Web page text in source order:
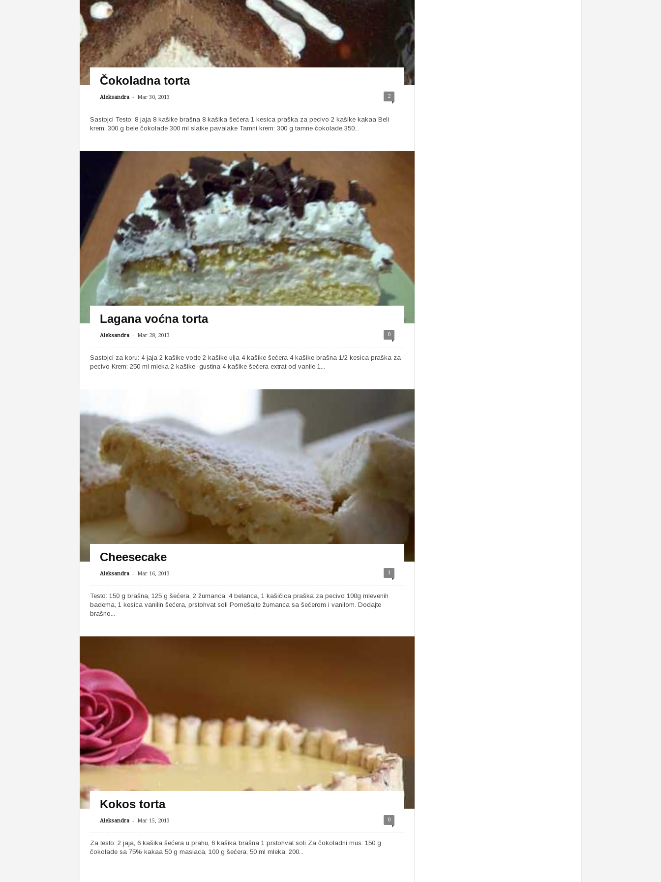
Čokoladna torta
Aleksandra - Mar 30, 2013 2
Sastojci Testo: 8 jaja 8 kašike brašna 8 kašika šećera 1 kesica praška za pecivo 2 kašike kakaa Beli
krem: 300 g bele čokolade 300 ml slatke pavalake Tamni krem: 300 g tamne čokolade 350...
Lagana voćna torta
Aleksandra - Mar 28, 2013 0
Sastojci za koru: 4 jaja 2 kašike vode 2 kašike ulja 4 kašike šećera 4 kašike brašna 1/2 kesica praška za
pecivo Krem: 250 ml mleka 2 kašike gustina 4 kašike šećera extrat od vanile 1...
Cheesecake
Aleksandra - Mar 16, 2013 1
Testo: 150 g brašna, 125 g šećera, 2 žumanca, 4 belanca, 1 kašičica praška za pecivo 100g mlevenih
badema, 1 kesica vanilin šećera, prstohvat soli Pomešajte žumanca sa šećerom i vanilom. Dodajte
brašno...
Kokos torta
Aleksandra - Mar 15, 2013 0
Za testo: 2 jaja, 6 kašika šećera u prahu, 6 kašika brašna 1 prstohvat soli Za čokoladni mus: 150 g
čokolade sa 75% kakaa 50 g maslaca, 100 g šećera, 50 ml mleka, 200...